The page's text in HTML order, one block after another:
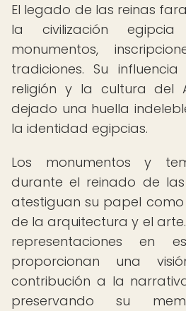
El legado de las reinas
la civilización
monumentos,
tradiciones. Su
religión y la cultura del
dejado una huella
la identidad egipcias.
Los monumentos y
durante el reinado de
atestiguan su papel
de la arquitectura y el arte.
representaciones en
proporcionan una
contribución a la
preservando su